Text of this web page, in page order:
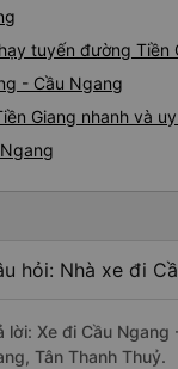
tuyến đường Tiền
- Cầu Ngang
Giang nhanh và
hỏi: Nhà xe đi
lời: Xe đi Cầu
Tân Thanh Thuỷ.